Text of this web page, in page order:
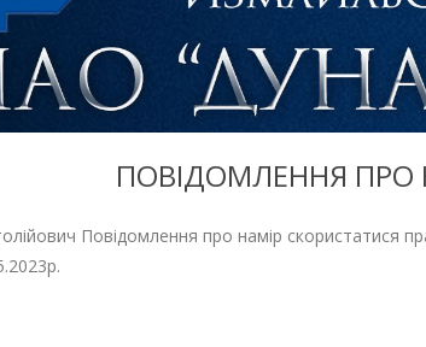
ПОВІДОМЛЕННЯ ПРО
Повідомлення про намір скористатися